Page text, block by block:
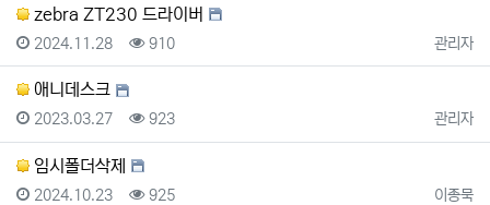
zebra ZT230 드라이버
등록자
관리자
등록일
2024.11.28 조회
910
애니데스크
등록자
관리자
등록일
2023.03.27 조회
923
임시폴더삭제
등록자
이종묵
등록일
2024.10.23 조회
925